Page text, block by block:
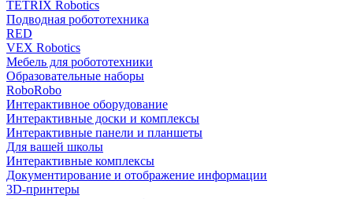
TETRIX Robotics
Подводная робототехника
RED
VEX Robotics
Мебель для робототехники
Образовательные наборы
RoboRobo
Интерактивное оборудование
Интерактивные доски и комплексы
Интерактивные панели и планшеты
Для вашей школы
Интерактивные комплексы
Документирование и отображение информации
3D-принтеры